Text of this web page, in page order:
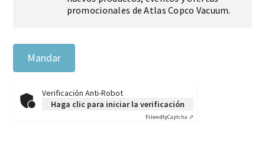
promocionales de Atlas Copco Vacuum.
Mandar
Verificación Anti-Robot
Haga clic para iniciar la verificación
FriendlyCaptcha ⇗